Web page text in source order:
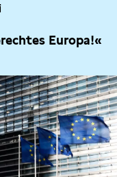
Europa!«